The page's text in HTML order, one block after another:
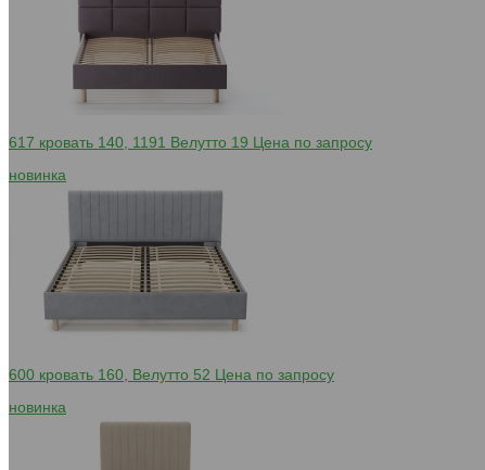
617 кровать 140, 1191 Велутто 19 Цена по запросу
новинка
600 кровать 160, Велутто 52 Цена по запросу
новинка